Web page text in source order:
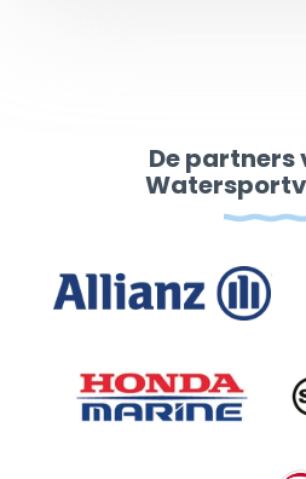
De partners